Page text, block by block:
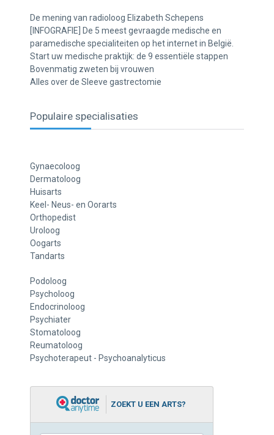
De mening van radioloog Elizabeth Schepens
[INFOGRAFIE] De 5 meest gevraagde medische en
paramedische specialiteiten op het internet in België.
Start uw medische praktijk: de 9 essentiële stappen
Bovenmatig zweten bij vrouwen
Alles over de Sleeve gastrectomie
Populaire specialisaties
Gynaecoloog
Dermatoloog
Huisarts
Keel- Neus- en Oorarts
Orthopedist
Uroloog
Oogarts
Tandarts
Podoloog
Psycholoog
Endocrinoloog
Psychiater
Stomatoloog
Reumatoloog
Psychoterapeut - Psychoanalyticus
ZOEKT U EEN ARTS?